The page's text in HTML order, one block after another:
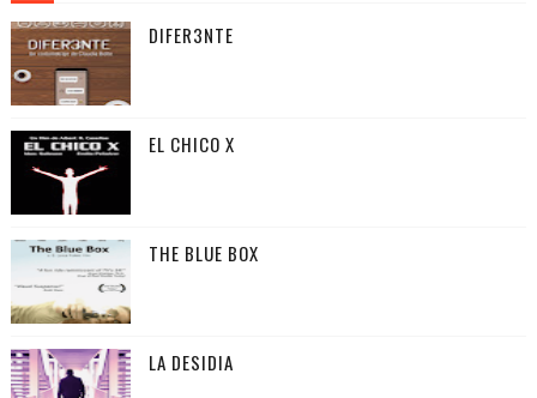
DIFER3NTE
EL CHICO X
THE BLUE BOX
LA DESIDIA